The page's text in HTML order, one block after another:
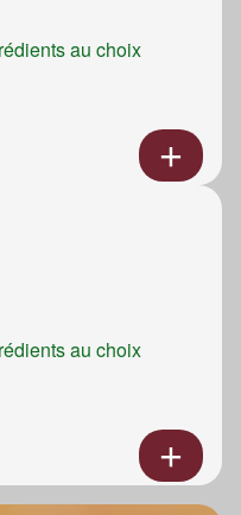
au choix
au choix